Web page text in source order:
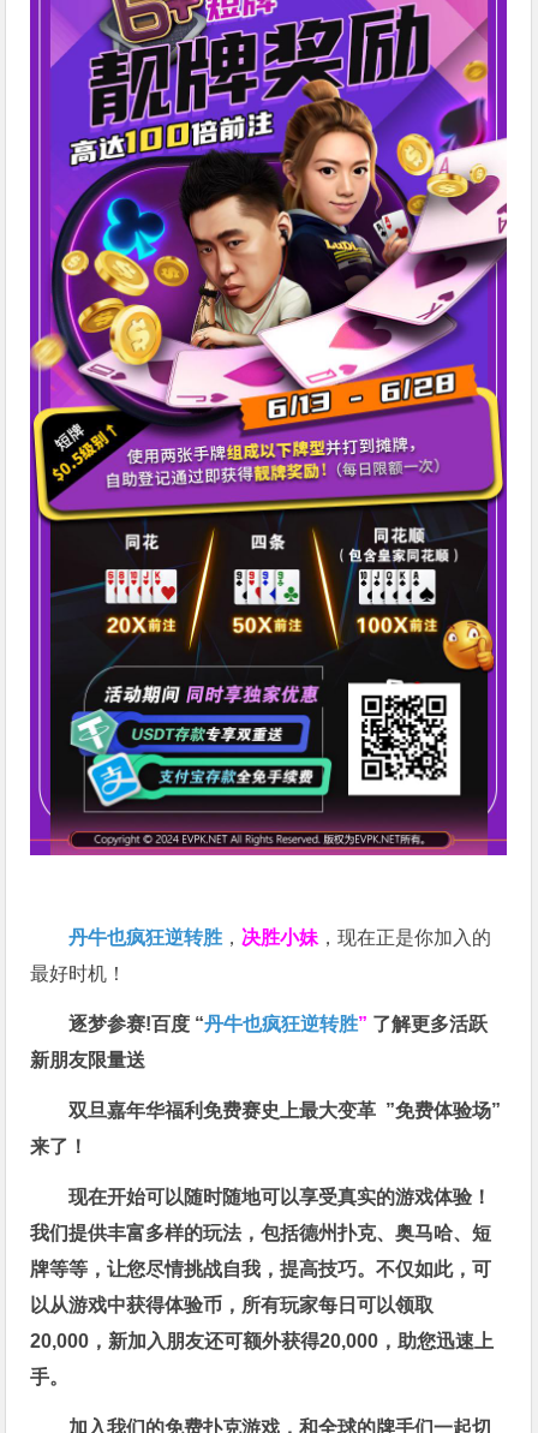
丹牛也疯狂逆转胜 ， 决胜小妹 ，现在正是你加入的
最好时机！
逐梦参赛!百度 “丹牛也疯狂逆转胜” 了解更多活跃
新朋友限量送
双旦嘉年华福利免费赛史上最大变革 ”免费体验场”
来了！
现在开始可以随时随地可以享受真实的游戏体验！
我们提供丰富多样的玩法，包括德州扑克、奥马哈、短
牌等等，让您尽情挑战自我，提高技巧。不仅如此，可
以从游戏中获得体验币，所有玩家每日可以领取
20,000，新加入朋友还可额外获得20,000，助您迅速上
手。
加入我们的免费扑克游戏，和全球的牌手们一起切